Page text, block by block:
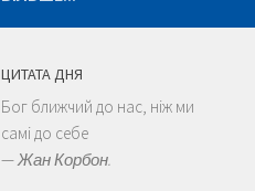
ЦИТАТА ДНЯ
Бог ближчий до нас, ніж ми
самі до себе
—Жан Корбон.